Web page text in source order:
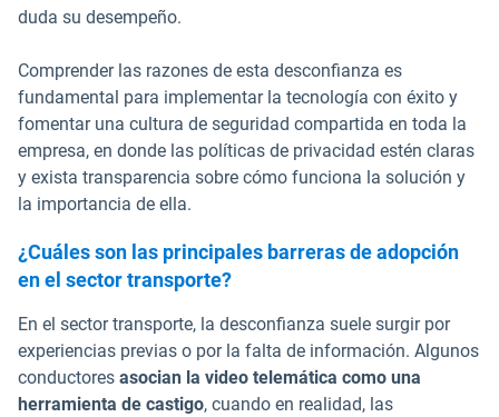
duda su desempeño.
Comprender las razones de esta desconfianza es
fundamental para implementar la tecnología con éxito y
fomentar una cultura de seguridad compartida en toda la
empresa, en donde las políticas de privacidad estén claras
y exista transparencia sobre cómo funciona la solución y
la importancia de ella.
¿Cuáles son las principales barreras de adopción
en el sector transporte?
En el sector transporte, la desconfianza suele surgir por
experiencias previas o por la falta de información. Algunos
conductores asocian la video telemática como una
herramienta de castigo, cuando en realidad, las